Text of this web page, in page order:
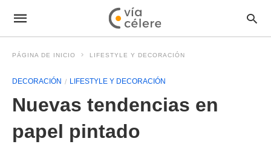
PÁGINA DE INICIO LIFESTYLE Y DECORACIÓN
DECORACIÓN LIFESTYLE Y DECORACIÓN
Nuevas tendencias en
papel pintado